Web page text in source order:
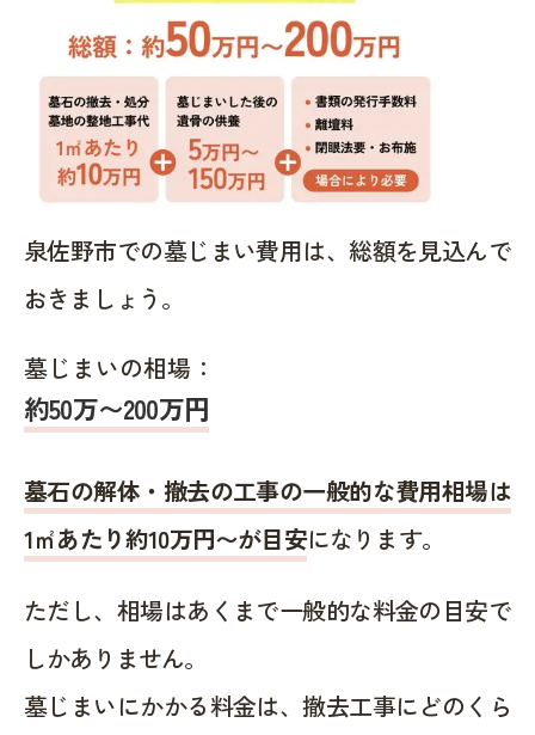
泉佐野市での墓じまい費用は、総額を見込んで
おきましょう。
墓じまいの相場：
約50万〜200万円
墓石の解体・撤去の工事の一般的な費用相場は
1㎡あたり約10万円〜が目安になります。
ただし、相場はあくまで一般的な料金の目安で
しかありません。
墓じまいにかかる料金は、撤去工事にどのくら